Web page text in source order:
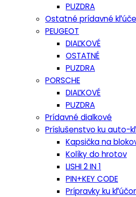
PUZDRA
Ostatné prídavné kľúče
PEUGEOT
DIAĽKOVÉ
OSTATNÉ
PUZDRA
PORSCHE
DIAĽKOVÉ
PUZDRA
Prídavné dialkové
Príslušenstvo ku auto-
Kapsička na
Kolíky do hrotov
LISHI 2 IN 1
PIN+KEY CODE
Prípravky ku